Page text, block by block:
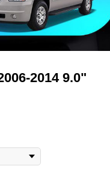
2014 9.0"